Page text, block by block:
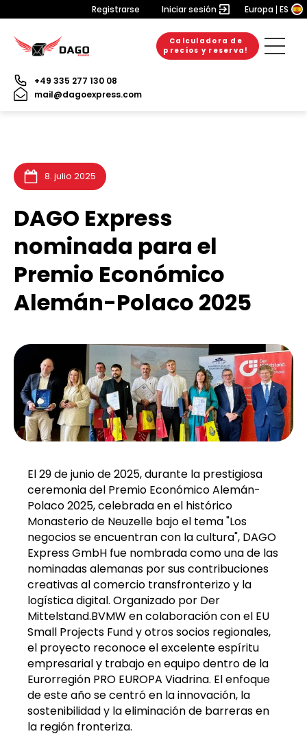
Registrarse Iniciar sesión Europa ES
Calculadora de
precios y reserva!
+49 335 277 130 08
mail@dagoexpress.com
8. julio 2025
DAGO Express
nominada para el
Premio Económico
Alemán-Polaco 2025
El 29 de junio de 2025, durante la prestigiosa
ceremonia del Premio Económico Alemán-
Polaco 2025, celebrada en el histórico
Monasterio de Neuzelle bajo el tema "Los
negocios se encuentran con la cultura", DAGO
Express GmbH fue nombrada como una de las
nominadas alemanas por sus contribuciones
creativas al comercio transfronterizo y la
logística digital. Organizado por Der
Mittelstand.BVMW en colaboración con el EU
Small Projects Fund y otros socios regionales,
el proyecto reconoce el excelente espíritu
empresarial y trabajo en equipo dentro de la
Eurorregión PRO EUROPA Viadrina. El enfoque
de este año se centró en la innovación, la
sostenibilidad y la eliminación de barreras en
la región fronteriza.
20. julio 2026
6. julio 2026
3. julio 2026